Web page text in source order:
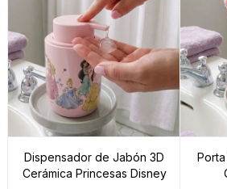
Dispensador de Jabón 3D
Cerámica Princesas Disney